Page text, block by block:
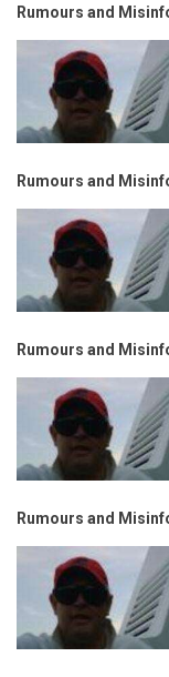
Rumours and
Rumours and
Rumours and
Rumours and